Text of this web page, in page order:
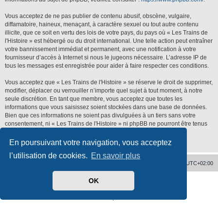
En poursuivant votre navigation, vous acceptez
l’utilisation de cookies. En savoir plus
OK
Vous acceptez de ne pas publier de contenu abusif, obscène, vulgaire,
diffamatoire, haineux, menaçant, à caractère sexuel ou tout autre contenu
illicite, que ce soit en vertu des lois de votre pays, du pays où « Les Trains de
l'Histoire » est hébergé ou du droit international. Une telle action peut entraîner
votre bannissement immédiat et permanent, avec une notification à votre
fournisseur d’accès à Internet si nous le jugeons nécessaire. L’adresse IP de
tous les messages est enregistrée pour aider à faire respecter ces conditions.
Vous acceptez que « Les Trains de l'Histoire » se réserve le droit de supprimer,
modifier, déplacer ou verrouiller n’importe quel sujet à tout moment, à notre
seule discrétion. En tant que membre, vous acceptez que toutes les
informations que vous saisissez soient stockées dans une base de données.
Bien que ces informations ne soient pas divulguées à un tiers sans votre
consentement, ni « Les Trains de l'Histoire » ni phpBB ne pourront être tenus
compromission des données.
UTC+02:00
phpBB ® Forum Software © phpBB Limited
phpBB-fr.com